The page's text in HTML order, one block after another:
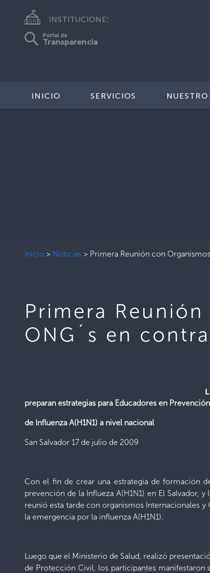
INSTITUCIONES
Portal de
Transparencia
INICIO SERVICIOS
Inicio > Noticias > Primera Reunión con
Primera
ONG´s en
preparan estrategias para Educadores en Prevención
de Influenza A(H1N1) a nivel nacional
San Salvador 17 de julio de 2009
Con el fin de crear una estrategia de formación
prevención de la Influeza A(H1N1) en El
reunió esta tarde con organismos Internacionales y
la emergencia por la influenza A(H1N1).
Luego que el Ministerio de Salud, realizó
de Protección Civil, los participantes manifestaron